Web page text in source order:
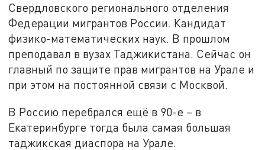
Свердловского регионального отделения
Федерации мигрантов России. Кандидат
физико-математических наук. В прошлом
преподавал в вузах Таджикистана. Сейчас он
главный по защите прав мигрантов на Урале и
при этом на постоянной связи с Москвой.
В Россию перебрался ещё в 90-е – в
Екатеринбурге тогда была самая большая
таджикская диаспора на Урале.